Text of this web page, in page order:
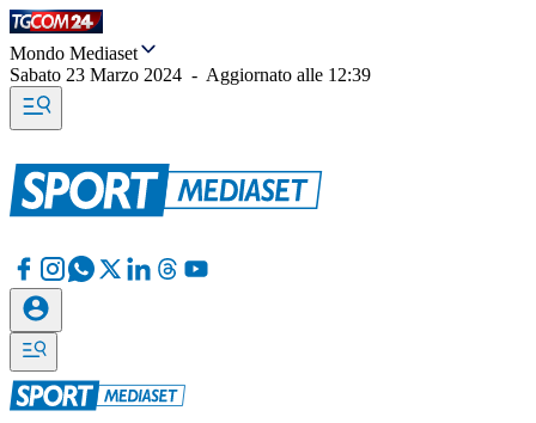
Mondo Mediaset
Sabato 23 Marzo 2024 - Aggiornato alle 12:39